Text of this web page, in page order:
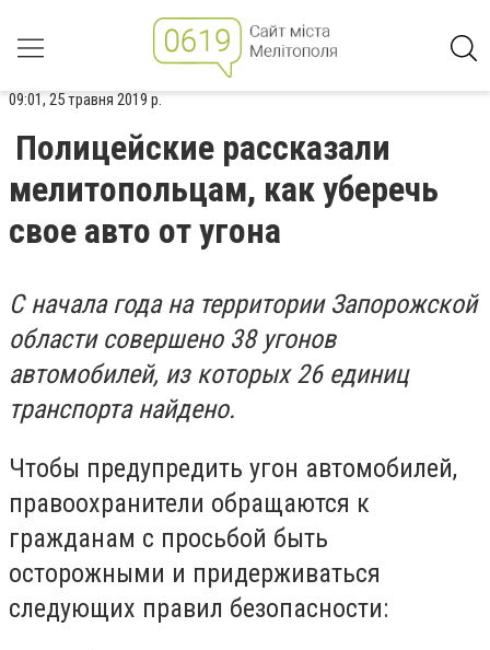
09:01, 25 травня 2019 р.
Полицейские рассказали
мелитопольцам, как уберечь
свое авто от угона
С начала года на территории Запорожской
области совершено 38 угонов
автомобилей, из которых 26 единиц
транспорта найдено.
Чтобы предупредить угон автомобилей,
правоохранители обращаются к
гражданам с просьбой быть
осторожными и придерживаться
следующих правил безопасности: